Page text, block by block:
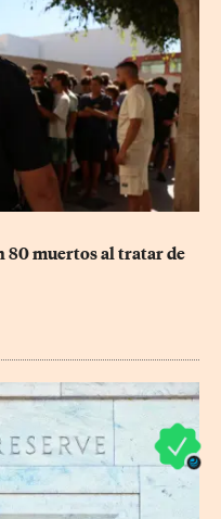
80 muertos al tratar de